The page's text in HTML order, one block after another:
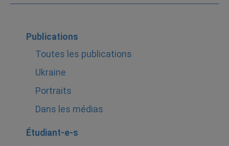
Publications
Toutes les publications
Ukraine
Portraits
Dans les médias
Étudiant-e-s